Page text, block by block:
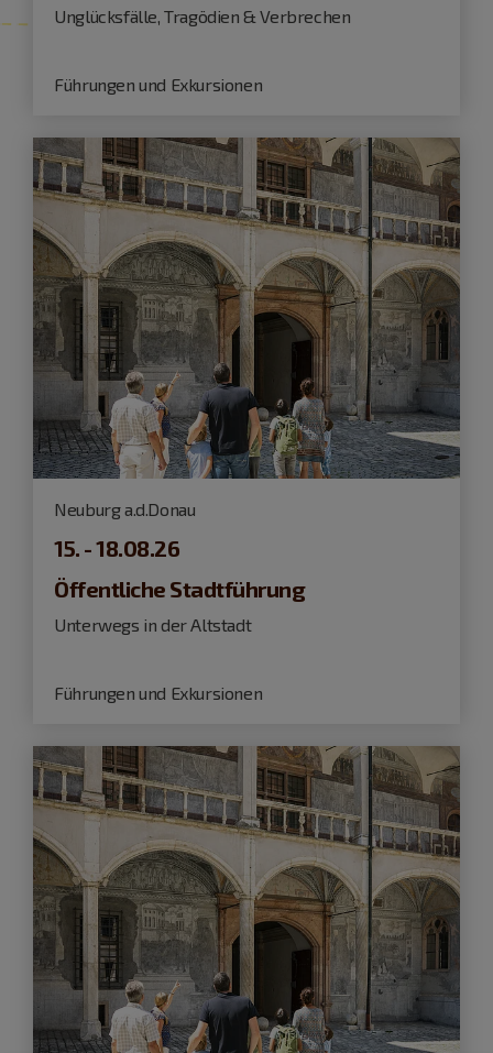
Unglücksfälle, Tragödien & Verbrechen
Führungen und Exkursionen
Neuburg a.d.Donau
15. - 18.08.26
Öffentliche Stadtführung
Unterwegs in der Altstadt
Führungen und Exkursionen